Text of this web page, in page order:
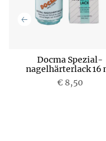
Docma Spezial-
nagelhärterlack 16
€ 8,50
P